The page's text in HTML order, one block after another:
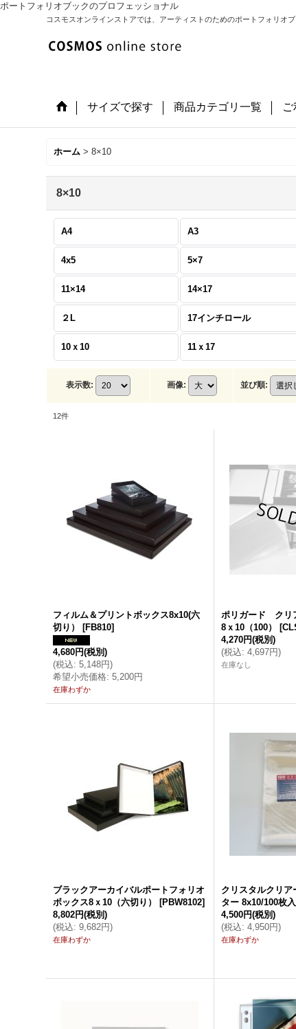
ポートフォリオブックのプロフェッショナル
コスモスオンラインストアでは、アーティストのためのポートフォリオ
サイズで探す 商品カテゴリ一覧
ホーム > 8×10
8×10
A4 A3
4x5 5×7
11×14 14×17
２L 17インチロール
10ｘ10 11ｘ17
表示数: 画像: 並び順:
12件
フィルム＆プリントボックス8x10(六
切り）
[FB810]
4,680円(税別)
(税込: 5,148円)
希望小売価格: 5,200円
在庫わずか
ポリガード クリ
8ｘ10（100）
[
4,270円(税別)
(税込: 4,697円)
在庫なし
ブラックアーカイバルポートフォリオ
ボックス8ｘ10（六切り）
[PBW8102]
8,802円(税別)
(税込: 9,682円)
在庫わずか
クリスタルクリ
ター 8x10/100枚
4,500円(税別)
(税込: 4,950円)
在庫わずか